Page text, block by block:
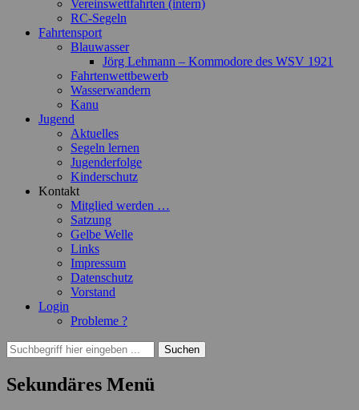
Vereinswettfahrten (intern)
RC-Segeln
Fahrtensport
Blauwasser
Jörg Lehmann – Kommodore des WSV 1921
Fahrtenwettbewerb
Wasserwandern
Kanu
Jugend
Aktuelles
Segeln lernen
Jugenderfolge
Kinderschutz
Kontakt
Mitglied werden …
Satzung
Gelbe Welle
Links
Impressum
Datenschutz
Vorstand
Login
Probleme ?
Suchen
Suchen
nach:
Sekundäres Menü